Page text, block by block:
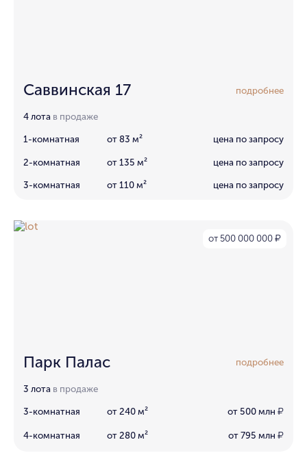
Саввинская 17 подробнее
4 лота в продаже
1-комнатная от 83 м² цена по запросу
2-комнатная от 135 м² цена по запросу
3-комнатная от 110 м² цена по запросу
от 500 000 000 ₽
Парк Палас подробнее
3 лота в продаже
3-комнатная от 240 м² от 500 млн ₽
4-комнатная от 280 м² от 795 млн ₽